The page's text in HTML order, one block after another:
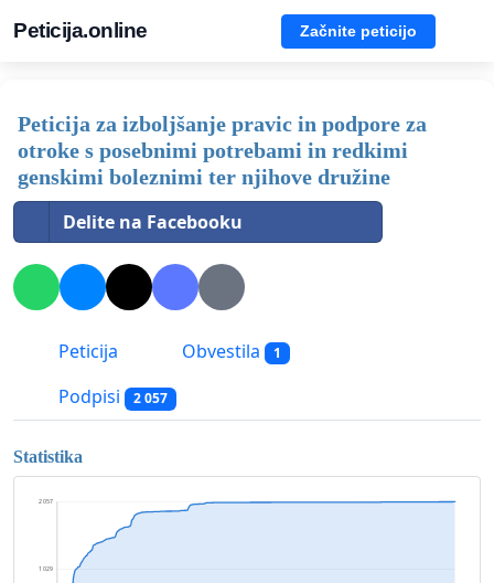
Peticija.online Začnite peticijo
Peticija za izboljšanje pravic in podpore za
otroke s posebnimi potrebami in redkimi
genskimi boleznimi ter njihove družine
Delite na Facebooku
Peticija Obvestila 1
Podpisi 2 057
Statistika
1 029
2 057